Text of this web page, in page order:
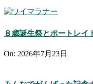
８歳誕生祭とポートレイ
On: 2026年7月23日